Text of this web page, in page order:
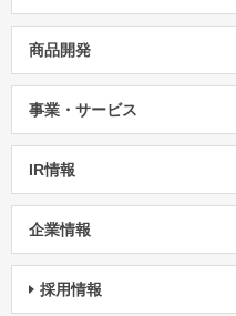
商品開発
事業・サービス
IR情報
企業情報
採用情報